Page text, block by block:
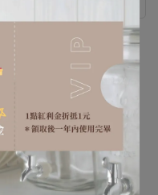
璃般的高透明度。
耐摔，不含雙酚A。